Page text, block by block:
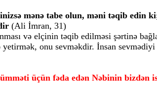
mənə tabe olun, məni təqib edin
(Ali İmran, 31)
və elçinin təqib edilməsi şərtinə
onu sevməkdir. İnsan
üçün fəda edən Nəbinin bizdən